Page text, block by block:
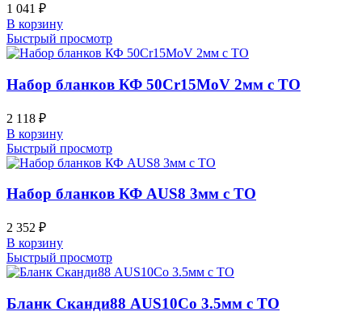
1 041 ₽
В корзину
Быстрый просмотр
Набор бланков КФ 50Cr15MoV 2мм с ТО
2 118 ₽
В корзину
Быстрый просмотр
Набор бланков КФ AUS8 3мм с ТО
2 352 ₽
В корзину
Быстрый просмотр
Бланк Сканди88 AUS10Co 3.5мм с ТО